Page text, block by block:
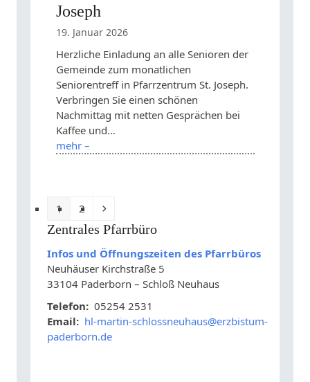
Joseph
19. Januar 2026
Herzliche Einladung an alle Senioren der
Gemeinde zum monatlichen
Seniorentreff in Pfarrzentrum St. Joseph.
Verbringen Sie einen schönen
Nachmittag mit netten Gesprächen bei
Kaffee und…
mehr –
Seite
1 Seite
2 Vorwärts
Zentrales Pfarrbüro
Infos und Öffnungszeiten des Pfarrbüros
Neuhäuser Kirchstraße 5
33104 Paderborn – Schloß Neuhaus
Telefon: 05254 2531
Email: hl-martin-schlossneuhaus@erzbistum-
paderborn.de